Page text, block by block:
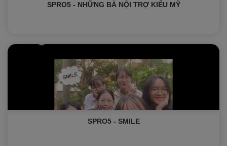
SPRO5 - NHỮNG BÀ NỘI TRỢ KIỂU MỸ
SPRO5 - SMILE